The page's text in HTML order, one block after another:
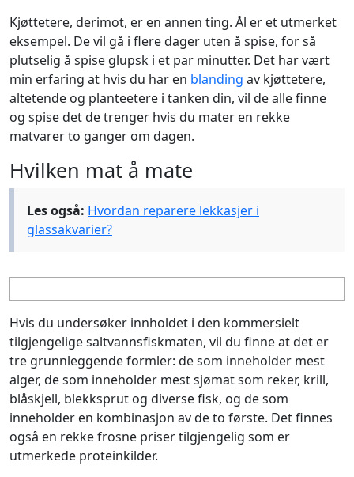
Kjøttetere, derimot, er en annen ting. Ål er et utmerket
eksempel. De vil gå i flere dager uten å spise, for så
plutselig å spise glupsk i et par minutter. Det har vært
min erfaring at hvis du har en blanding av kjøttetere,
altetende og planteetere i tanken din, vil de alle finne
og spise det de trenger hvis du mater en rekke
matvarer to ganger om dagen.
Hvilken mat å mate
Les også: Hvordan reparere lekkasjer i
glassakvarier?
Hvis du undersøker innholdet i den kommersielt
tilgjengelige saltvannsfiskmaten, vil du finne at det er
tre grunnleggende formler: de som inneholder mest
alger, de som inneholder mest sjømat som reker, krill,
blåskjell, blekksprut og diverse fisk, og de som
inneholder en kombinasjon av de to første. Det finnes
også en rekke frosne priser tilgjengelig som er
utmerkede proteinkilder.